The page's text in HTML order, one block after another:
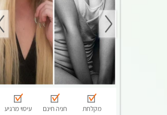
מקלחת חניה חינם עיסוי מרגיע